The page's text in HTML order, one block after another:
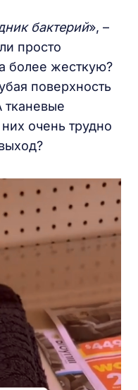
бактерий», –
просто
более жесткую?
поверхность
очень трудно